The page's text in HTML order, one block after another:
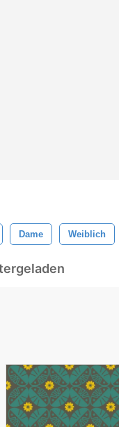
Dame Weiblich